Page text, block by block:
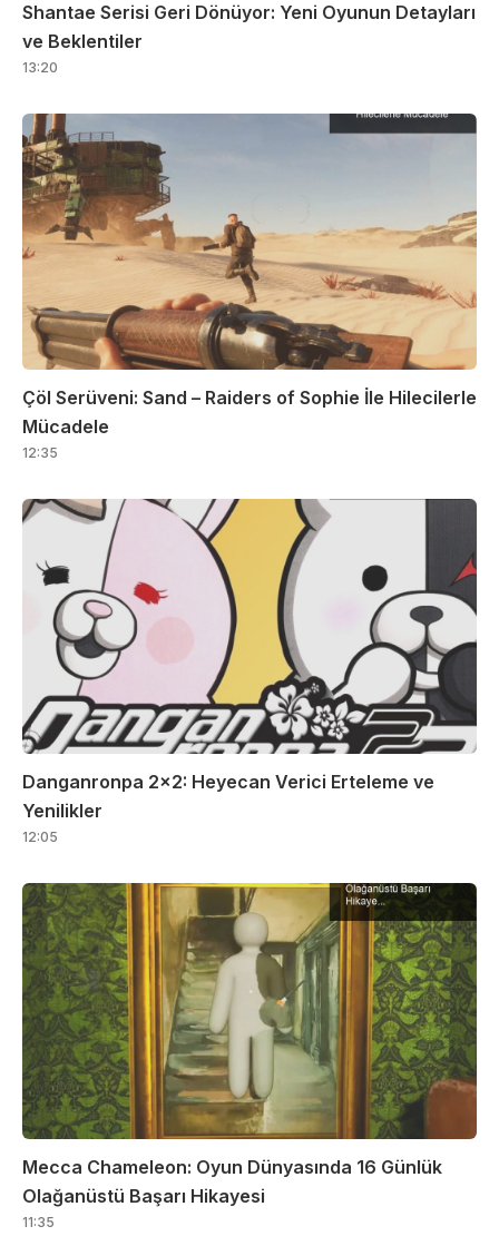
Shantae Serisi Geri Dönüyor: Yeni Oyunun Detayları
ve Beklentiler
13:20
Çöl Serüveni: Sand – Raiders of Sophie İle Hilecilerle
Mücadele
12:35
Danganronpa 2×2: Heyecan Verici Erteleme ve
Yenilikler
12:05
Mecca Chameleon: Oyun Dünyasında 16 Günlük
Olağanüstü Başarı Hikayesi
11:35